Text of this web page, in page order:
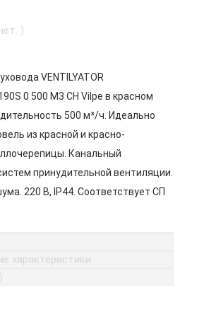
)
VENTILYATOR
0 500 M3 CH Vilpe в красном
500 м³/ч. Идеально
из красной и красно-
Канальный
принудительной вентиляции.
220 В, IP44. Соответствует СП
характеристики